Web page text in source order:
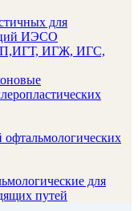
для
ИЭСО
ИГЖ, ИГС,
для
путей